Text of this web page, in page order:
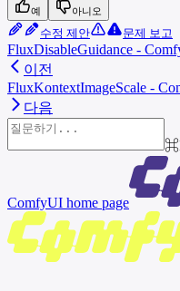
예 아니오
수정 제안 문제 보고
FluxDisableGuidance -
이전
FluxKontextImageScale -
다음
⌘
ComfyUI home page